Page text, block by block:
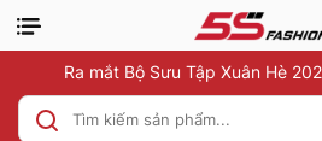
Ra mắt Bộ Sưu Tập Xuân Hè